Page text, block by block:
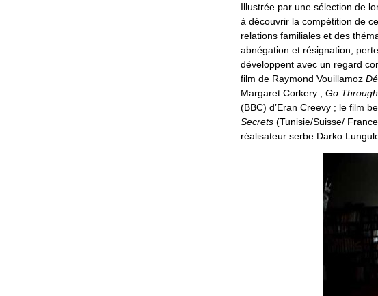
Illustrée par une sélection de
à découvrir la compétition de
relations familiales et des
abnégation et résignation,
développent avec un regard
film de Raymond Vouillamoz
Margaret Corkery ; Go
(BBC) d’Eran Creevy ; le film
Secrets (Tunisie/Suisse/
réalisateur serbe Darko